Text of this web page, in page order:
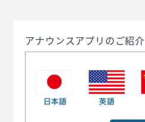
アナウンスアプリのご紹介